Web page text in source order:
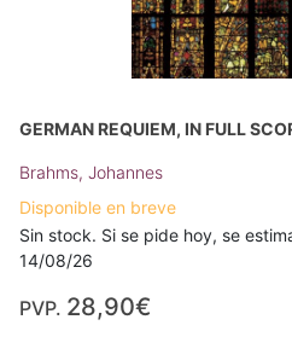
GERMAN REQUIEM, IN FULL
Brahms, Johannes
Disponible en breve
Sin stock. Si se pide hoy, se
14/08/26
PVP. 28,90€